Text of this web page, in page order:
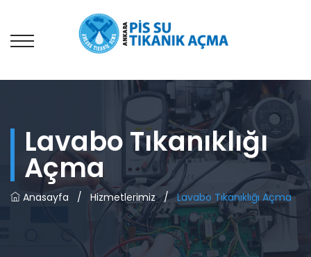
Lavabo Tıkanıklığı
Açma
Anasayfa / Hizmetlerimiz / Lavabo Tıkanıklığı Açma